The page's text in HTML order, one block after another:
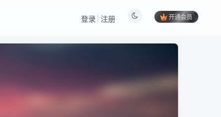
开通会员
登录 注册